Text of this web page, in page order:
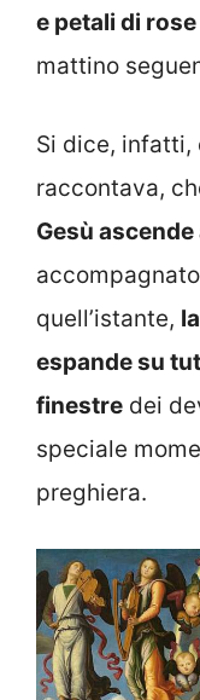
e petali di rose
mattino
Si dice, infatti,
raccontava,
Gesù ascende
quell’istante,
espande su
finestre dei
speciale
preghiera.